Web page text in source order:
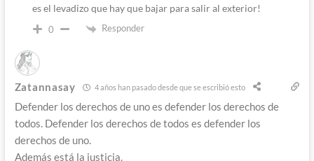
es el levadizo que hay que bajar para salir al exterior!
0 Responder
Zatannasay 4 años han pasado desde que se escribió esto
Defender los derechos de uno es defender los derechos de
todos. Defender los derechos de todos es defender los
derechos de uno.
Además está la justicia.